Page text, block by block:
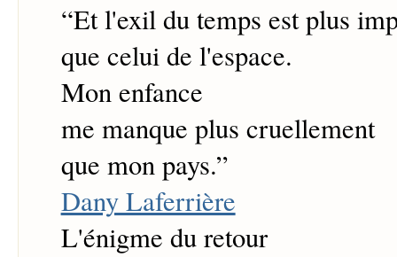
“Et l'exil du temps est plus
que celui de l'espace.
Mon enfance
me manque plus cruellement
que mon pays.”
Dany Laferrière
L'énigme du retour